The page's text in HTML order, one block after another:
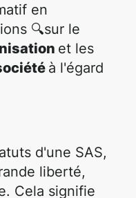
en
🔍sur le
et les
à l'égard
d'une SAS,
liberté,
Cela signifie